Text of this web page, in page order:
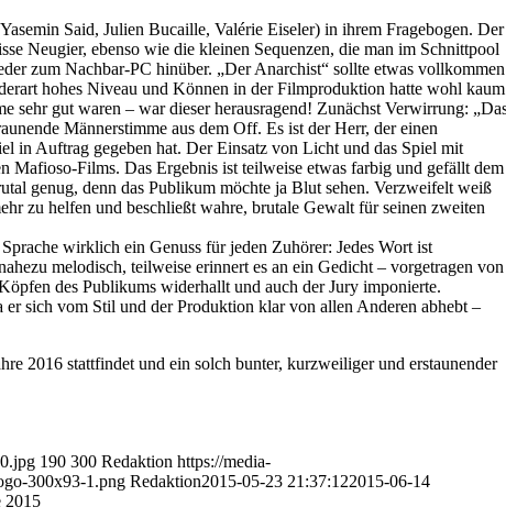
Said, Julien Bucaille, Valérie Eiseler) in ihrem Fragebogen. Der
Neugier, ebenso wie die kleinen Sequenzen, die man im Schnittpool
zum Nachbar-PC hinüber. „Der Anarchist“ sollte etwas vollkommen
hohes Niveau und Können in der Filmproduktion hatte wohl kaum
sehr gut waren – war dieser herausragend! Zunächst Verwirrung:
Männerstimme aus dem Off. Es ist der Herr, der einen
in Auftrag gegeben hat. Der Einsatz von Licht und das Spiel mit
Mafioso-Films. Das Ergebnis ist teilweise etwas farbig und gefällt dem
genug, denn das Publikum möchte ja Blut sehen. Verzweifelt weiß
zu helfen und beschließt wahre, brutale Gewalt für seinen zweiten
wirklich ein Genuss für jeden Zuhörer: Jedes Wort ist
melodisch, teilweise erinnert es an ein Gedicht – vorgetragen von
des Publikums widerhallt und auch der Jury imponierte.
er sich vom Stil und der Produktion klar von allen Anderen abhebt –
2016 stattfindet und ein solch bunter, kurzweiliger und erstaunender
190 300 Redaktion https://media-
300x93-1.png Redaktion2015-05-23 21:37:122015-06-14
2015